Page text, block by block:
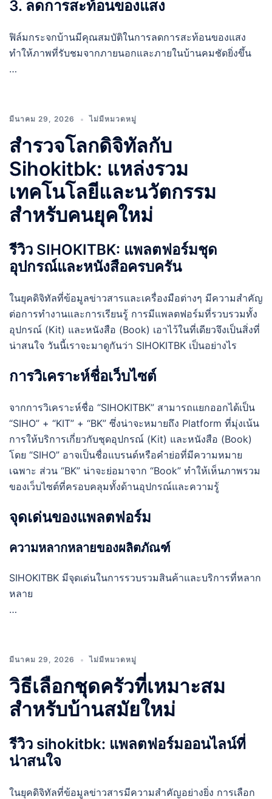
3. ลดการสะท้อนของแสง
ฟิล์มกระจกบ้านมีคุณสมบัติในการลดการสะท้อนของแสง
ทำให้ภาพที่รับชมจากภายนอกและภายในบ้านคมชัดยิ่งขึ้น
…
มีนาคม 29, 2026 ไม่มีหมวดหมู่
สำรวจโลกดิจิทัลกับ
Sihokitbk: แหล่งรวม
เทคโนโลยีและนวัตกรรม
สำหรับคนยุคใหม่
รีวิว SIHOKITBK: แพลตฟอร์มชุด
อุปกรณ์และหนังสือครบครัน
ในยุคดิจิทัลที่ข้อมูลข่าวสารและเครื่องมือต่างๆ มีความสำคัญ
ต่อการทำงานและการเรียนรู้ การมีแพลตฟอร์มที่รวบรวมทั้ง
อุปกรณ์ (Kit) และหนังสือ (Book) เอาไว้ในที่เดียวจึงเป็นสิ่งที่
น่าสนใจ วันนี้เราจะมาดูกันว่า SIHOKITBK เป็นอย่างไร
การวิเคราะห์ชื่อเว็บไซต์
จากการวิเคราะห์ชื่อ “SIHOKITBK” สามารถแยกออกได้เป็น
“SIHO” + “KIT” + “BK” ซึ่งน่าจะหมายถึง Platform ที่มุ่งเน้น
การให้บริการเกี่ยวกับชุดอุปกรณ์ (Kit) และหนังสือ (Book)
โดย “SIHO” อาจเป็นชื่อแบรนด์หรือคำย่อที่มีความหมาย
เฉพาะ ส่วน “BK” น่าจะย่อมาจาก “Book” ทำให้เห็นภาพรวม
ของเว็บไซต์ที่ครอบคลุมทั้งด้านอุปกรณ์และความรู้
จุดเด่นของแพลตฟอร์ม
ความหลากหลายของผลิตภัณฑ์
SIHOKITBK มีจุดเด่นในการรวบรวมสินค้าและบริการที่หลาก
หลาย
…
มีนาคม 29, 2026 ไม่มีหมวดหมู่
วิธีเลือกชุดครัวที่เหมาะสม
สำหรับบ้านสมัยใหม่
รีวิว sihokitbk: แพลตฟอร์มออนไลน์ที่
น่าสนใจ
ในยุคดิจิทัลที่ข้อมูลข่าวสารมีความสำคัญอย่างยิ่ง การเลือก